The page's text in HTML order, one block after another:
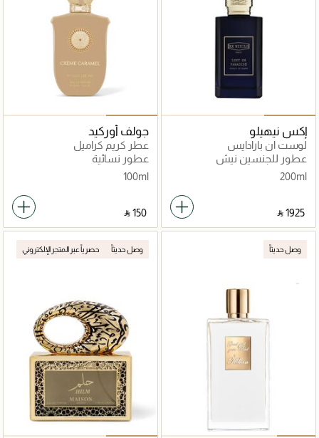
إكس نيهيلو
لوست ان بارادايس
عطور للجنسين نيش
200ml
‎ ⃁ ⁦1925⁩ ‎
جولف أوركيد
عطر كريم كراميل
عطور نسائية
100ml
‎ ⃁ ⁦150⁩ ‎
وصل حديثاً وصل حديثاً حصرياً عبر المتجر الإلكتروني